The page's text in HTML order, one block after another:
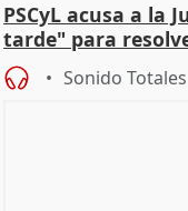
PSCyL acusa a la
tarde" para
Sonido Totales